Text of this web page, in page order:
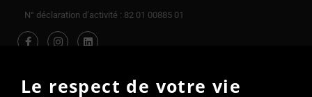
N° déclaration d’activité : 82 01 00885 01
Le respect de votre vie